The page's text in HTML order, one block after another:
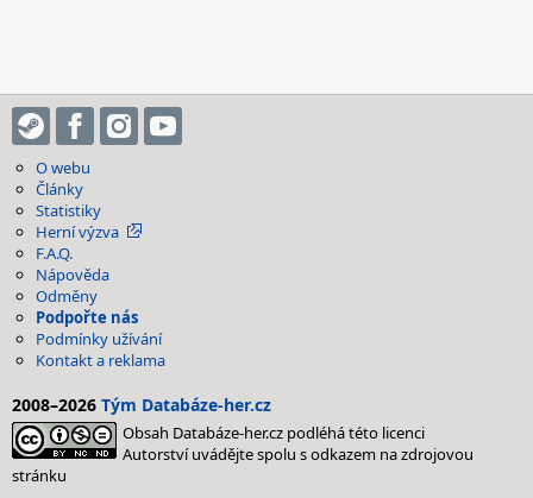
O webu
Články
Statistiky
Herní výzva
F.A.Q.
Nápověda
Odměny
Podpořte nás
Podmínky užívání
Kontakt a reklama
2008–2026 Tým Databáze-her.cz
Obsah Databáze-her.cz podléhá této licenci
Autorství uvádějte spolu s odkazem na zdrojovou
stránku